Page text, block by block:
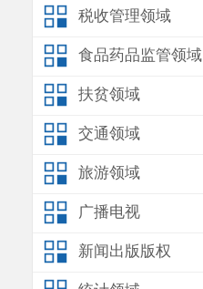
税收管理领域
食品药品监管领域
扶贫领域
交通领域
旅游领域
广播电视
新闻出版版权